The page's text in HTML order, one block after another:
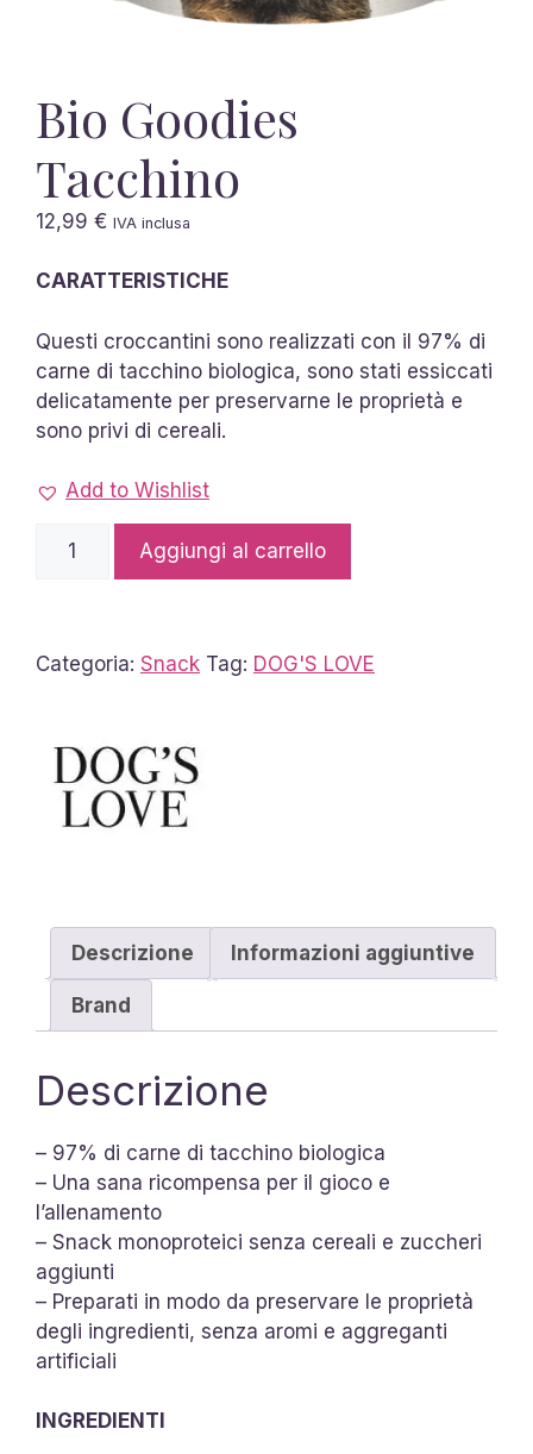
Bio Goodies
Tacchino
12,99 € IVA inclusa
CARATTERISTICHE
Questi croccantini sono realizzati con il 97% di
carne di tacchino biologica, sono stati essiccati
delicatamente per preservarne le proprietà e
sono privi di cereali.
Add to Wishlist
Aggiungi al carrello
Categoria: Snack Tag: DOG'S LOVE
Descrizione Informazioni aggiuntive
Brand
Descrizione
– 97% di carne di tacchino biologica
– Una sana ricompensa per il gioco e
l’allenamento
– Snack monoproteici senza cereali e zuccheri
aggiunti
– Preparati in modo da preservare le proprietà
degli ingredienti, senza aromi e aggreganti
artificiali
INGREDIENTI